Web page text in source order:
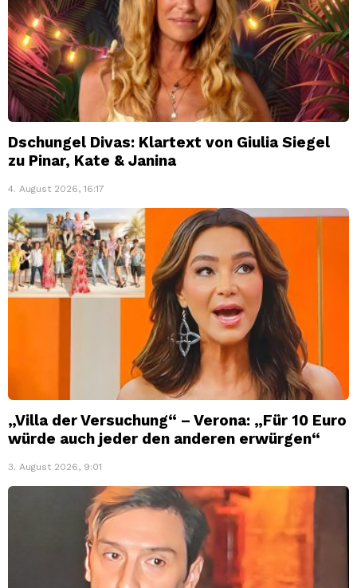
Dschungel Divas: Klartext von Giulia Siegel
zu Pinar, Kate & Janina
4. August 2026, 16:17
„Villa der Versuchung“ – Verona: „Für 10 Euro
würde auch jeder den anderen erwürgen“
3. August 2026, 9:01